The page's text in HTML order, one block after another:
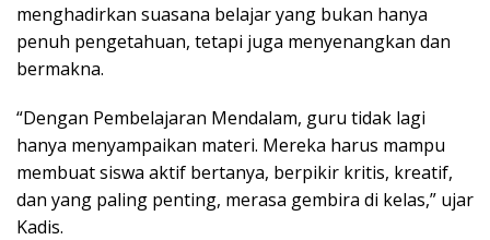
menghadirkan suasana belajar yang bukan hanya
penuh pengetahuan, tetapi juga menyenangkan dan
bermakna.
“Dengan Pembelajaran Mendalam, guru tidak lagi
hanya menyampaikan materi. Mereka harus mampu
membuat siswa aktif bertanya, berpikir kritis, kreatif,
dan yang paling penting, merasa gembira di kelas,” ujar
Kadis.